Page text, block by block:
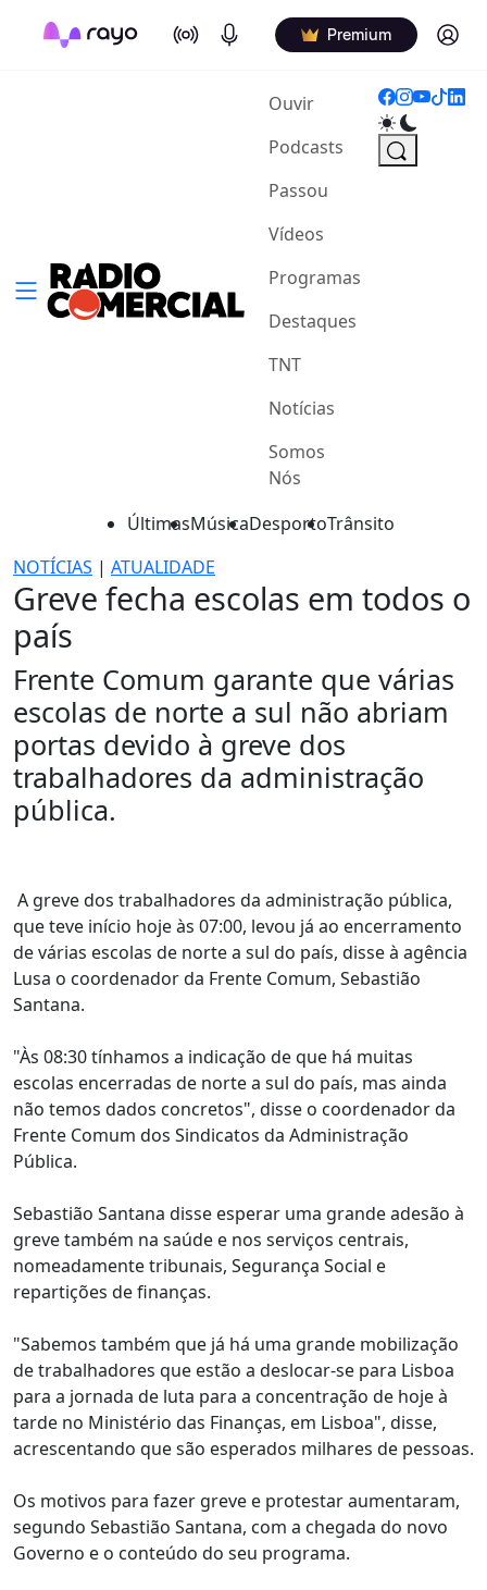
On Air Podcasts Premium Log in
Ouvir(current)
Podcasts
Passou
Vídeos
Programas
Destaques
TNT
Notícias
Somos
Nós
ÚltimasMúsicaDesportoTrânsito
NOTÍCIAS | ATUALIDADE
Greve fecha escolas em todos o
país
Frente Comum garante que várias
escolas de norte a sul não abriam
portas devido à greve dos
trabalhadores da administração
pública.
A greve dos trabalhadores da administração pública,
que teve início hoje às 07:00, levou já ao encerramento
de várias escolas de norte a sul do país, disse à agência
Lusa o coordenador da Frente Comum, Sebastião
Santana.
"Às 08:30 tínhamos a indicação de que há muitas
escolas encerradas de norte a sul do país, mas ainda
não temos dados concretos", disse o coordenador da
Frente Comum dos Sindicatos da Administração
Pública.
Sebastião Santana disse esperar uma grande adesão à
greve também na saúde e nos serviços centrais,
nomeadamente tribunais, Segurança Social e
repartições de finanças.
"Sabemos também que já há uma grande mobilização
de trabalhadores que estão a deslocar-se para Lisboa
para a jornada de luta para a concentração de hoje à
tarde no Ministério das Finanças, em Lisboa", disse,
acrescentando que são esperados milhares de pessoas.
Os motivos para fazer greve e protestar aumentaram,
segundo Sebastião Santana, com a chegada do novo
Governo e o conteúdo do seu programa.